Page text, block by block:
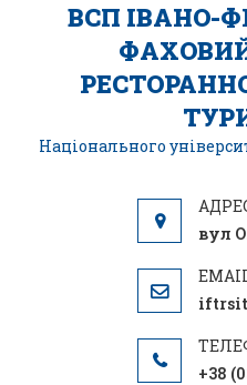
ВСП ІВАНО-
Національного
вул
+38